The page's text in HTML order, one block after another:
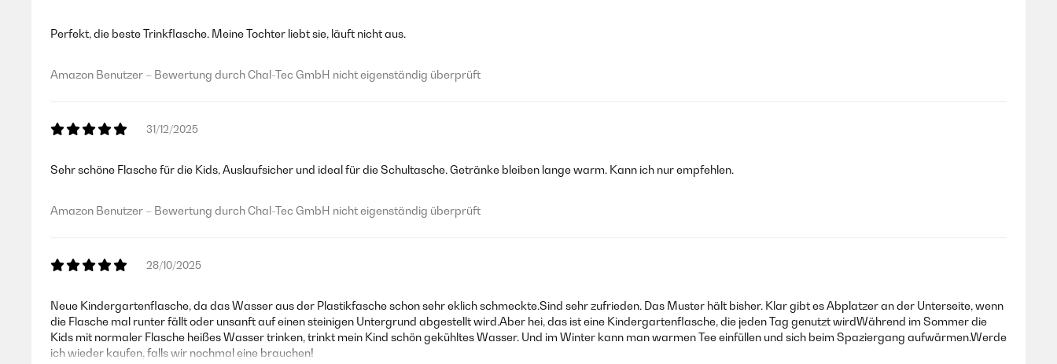
Perfekt, die beste Trinkflasche. Meine Tochter liebt sie, läuft nicht aus.
Amazon Benutzer – Bewertung durch Chal-Tec GmbH nicht eigenständig überprüft
31/12/2025
Sehr schöne Flasche für die Kids, Auslaufsicher und ideal für die Schultasche. Getränke bleiben lange warm. Kann ich nur empfehlen.
Amazon Benutzer – Bewertung durch Chal-Tec GmbH nicht eigenständig überprüft
28/10/2025
Neue Kindergartenflasche, da das Wasser aus der Plastikfasche schon sehr eklich schmeckte.Sind sehr zufrieden. Das Muster hält bisher. Klar gibt es Abplatzer an der Unterseite, wenn
die Flasche mal runter fällt oder unsanft auf einen steinigen Untergrund abgestellt wird.Aber hei, das ist eine Kindergartenflasche, die jeden Tag genutzt wirdWährend im Sommer die
Kids mit normaler Flasche heißes Wasser trinken, trinkt mein Kind schön gekühltes Wasser. Und im Winter kann man warmen Tee einfüllen und sich beim Spaziergang aufwärmen.Werde
ich wieder kaufen, falls wir nochmal eine brauchen!